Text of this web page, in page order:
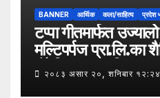
BANNER आर्थिक कला/साहित्य प्रदेश
टप्पा गीतमार्फत
मल्टिपर्पज प्रा.लि.का
हुँदै शिक्षा, सामाजिक उत्तरदायित्व र
सकारात्मक सन्देशलाई
२०८३ असार २०, शनिबार